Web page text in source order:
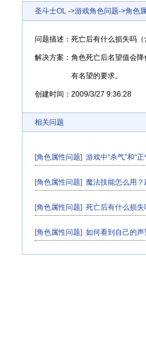
圣斗士OL->游戏角色问题->角色
问题描述： 死亡后有什么损失吗（
解决方案： 角色死亡后名望值会
有名望的要求。
创建时间： 2009/3/27 9:36:28
相关问题
[角色属性问题] 游戏中“杀气”和“正
[角色属性问题] 魔法技能怎么用
[角色属性问题] 死亡后有什么损失
[角色属性问题] 如何看到自己的声